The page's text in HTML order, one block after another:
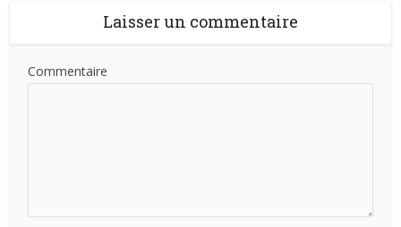
Laisser un commentaire
Commentaire